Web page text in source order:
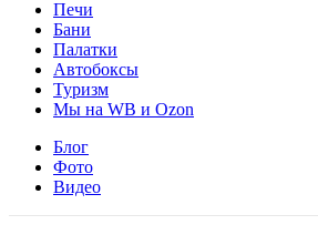
Печи
Бани
Палатки
Автобоксы
Туризм
Мы на WB и Ozon
Блог
Фото
Видео